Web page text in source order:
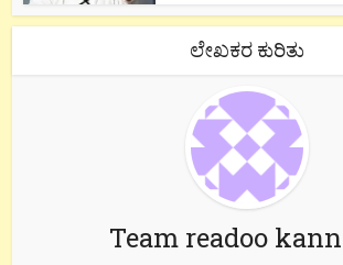
ಲೇಖಕರ ಕುರಿತು
Team readoo